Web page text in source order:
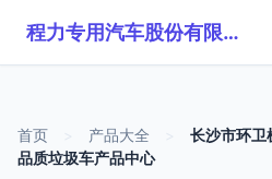
程力专用汽车股份有限公司销售二十六分公司
首页 产品大全
长沙市环卫
品质垃圾车产品中心